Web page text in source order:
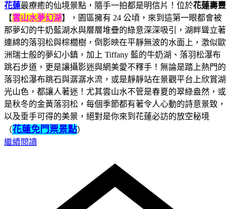
花蓮最療癒的仙境景點，隨手一拍都是明信片！位於花蓮壽豐
【雲山水夢幻湖】，園區擁有 24 公頃，來到這第一眼都會被
那夢幻的牛奶藍湖水與層層堆疊的綠意深深吸引，湖畔聳立著
連綿的落羽松與棕櫚樹，倒影映在平靜無波的水面上，激似歐
洲瑞士般的夢幻小鎮，加上 Tiffany 藍的牛奶湖、落羽松瀑布
跳石步道，更是讓攝影迷與網美愛不釋手！無論是踏上熱門的
落羽松瀑布跳石與潺潺水流，或是靜靜站在景觀平台上欣賞湖
光山色，都讓人著迷！尤其雲山水不管是春夏的翠綠盎然，或
是秋冬的金黃落羽松，每個季節都有著令人心動的詩意景致，
以及垂手可得的美景，絕對是你來到花蓮必訪的放空秘境
（花蓮免門票景點）
繼續閱讀